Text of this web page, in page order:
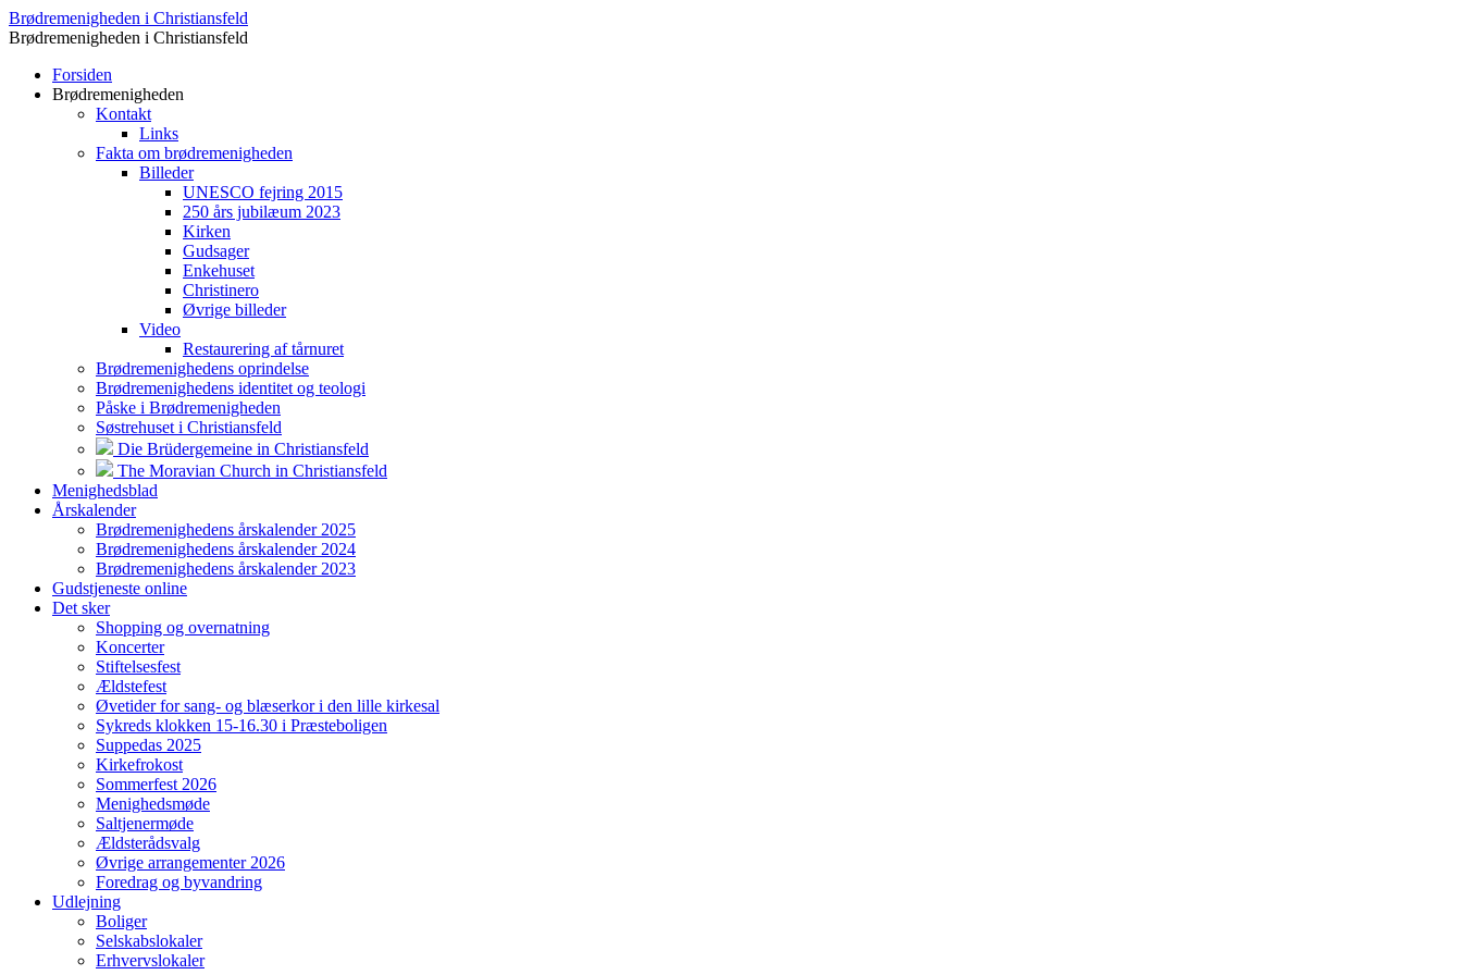
Brødremenigheden i Christiansfeld
Brødremenigheden i Christiansfeld
Forsiden
Brødremenigheden
Kontakt
Links
Fakta om brødremenigheden
Billeder
UNESCO fejring 2015
250 års jubilæum 2023
Kirken
Gudsager
Enkehuset
Christinero
Øvrige billeder
Video
Restaurering af tårnuret
Brødremenighedens oprindelse
Brødremenighedens identitet og teologi
Påske i Brødremenigheden
Søstrehuset i Christiansfeld
Die Brüdergemeine in Christiansfeld
The Moravian Church in Christiansfeld
Menighedsblad
Årskalender
Brødremenighedens årskalender 2025
Brødremenighedens årskalender 2024
Brødremenighedens årskalender 2023
Gudstjeneste online
Det sker
Shopping og overnatning
Koncerter
Stiftelsesfest
Ældstefest
Øvetider for sang- og blæserkor i den lille kirkesal
Sykreds klokken 15-16.30 i Præsteboligen
Suppedas 2025
Kirkefrokost
Sommerfest 2026
Menighedsmøde
Saltjenermøde
Ældsterådsvalg
Øvrige arrangementer 2026
Foredrag og byvandring
Udlejning
Boliger
Selskabslokaler
Erhvervslokaler